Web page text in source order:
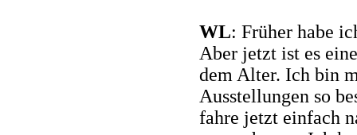
WL: Früher habe
Aber jetzt ist es
dem Alter. Ich bin
Ausstellungen so
fahre jetzt einfach